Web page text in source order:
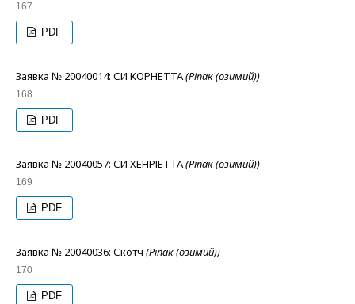
167
PDF
Заявка № 20040014: СИ КОРНЕТТА(Ріпак (озимий))
168
PDF
Заявка № 20040057: СИ ХЕНРІЕТТА(Ріпак (озимий))
169
PDF
Заявка № 20040036: Скотч (Ріпак (озимий))
170
PDF